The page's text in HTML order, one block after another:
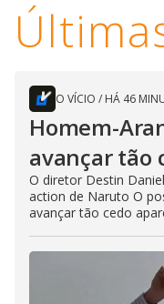
O VÍCIO / HÁ 46
Homem-
avançar tão
O diretor Destin
action de Naruto O
avançar tão cedo